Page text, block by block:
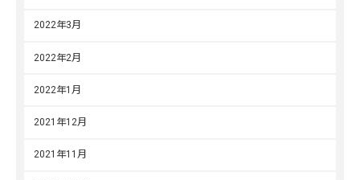
2022年3月
2022年2月
2022年1月
2021年12月
2021年11月